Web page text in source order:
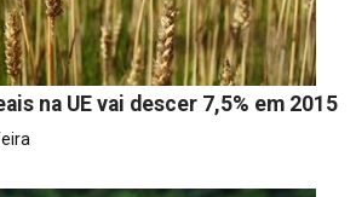
na UE vai descer 7,5% em 2015